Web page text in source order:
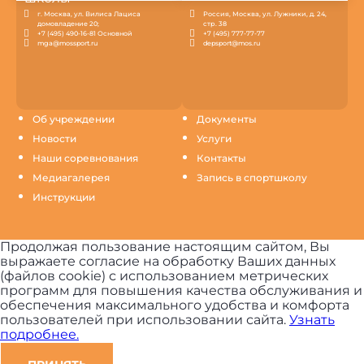
Об учреждении
Новости
Наши соревнования
Медиагалерея
Инструкции
Документы
Услуги
Контакты
Запись в спортшколу
г. Москва, ул. Вилиса Лациса
домовладение 20;
+7 (495) 490-16-81 Основной
mga@mossport.ru
Россия, Москва, ул. Лужники, д. 24,
стр. 38
+7 (495) 777-77-77
depsport@mos.ru
Продолжая пользование настоящим сайтом, Вы
выражаете согласие на обработку Ваших данных
(файлов cookie) с использованием метрических
программ для повышения качества обслуживания и
обеспечения максимального удобства и комфорта
пользователей при использовании сайта. Узнать
подробнее.